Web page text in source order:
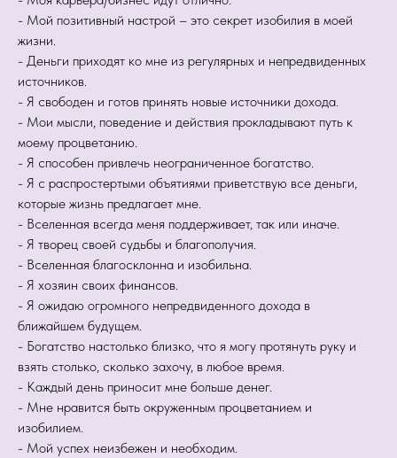
- Мой позитивный настрой – это секрет изобилия в моей
жизни.
- Деньги приходят ко мне из регулярных и непредвиденных
источников.
- Я свободен и готов принять новые источники дохода.
- Мои мысли, поведение и действия прокладывают путь к
моему процветанию.
- Я способен привлечь неограниченное богатство.
- Я с распростертыми объятиями приветствую все деньги,
которые жизнь предлагает мне.
- Вселенная всегда меня поддерживает, так или иначе.
- Я творец своей судьбы и благополучия.
- Вселенная благосклонна и изобильна.
- Я хозяин своих финансов.
- Я ожидаю огромного непредвиденного дохода в
ближайшем будущем.
- Богатство настолько близко, что я могу протянуть руку и
взять столько, сколько захочу, в любое время.
- Каждый день приносит мне больше денег.
- Мне нравится быть окруженным процветанием и
изобилием.
- Мой успех неизбежен и необходим.